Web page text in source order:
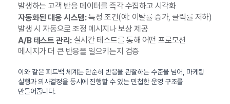
발생하는 고객 반응 데이터를 즉각 수집하고 시각화
자동화된 대응 시스템:특정 조건(예: 이탈률 증가, 클릭률 저하)
발생 시 자동으로 조정 메시지나 보상 제공
A/B 테스트 관리:실시간 테스트를 통해 어떤 프로모션
메시지가 더 큰 반응을 일으키는지 검증
이와 같은 피드백 체계는 단순히 반응을 관찰하는 수준을 넘어, 마케팅
실행과 의사결정을 동시에 진행할 수 있는 민첩한 운영 구조를
만들어줍니다.